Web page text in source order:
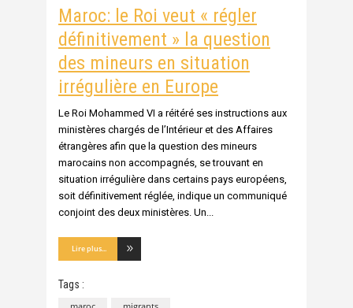
Maroc: le Roi veut « régler
définitivement » la question
des mineurs en situation
irrégulière en Europe
Le Roi Mohammed VI a réitéré ses instructions aux
ministères chargés de l’Intérieur et des Affaires
étrangères afin que la question des mineurs
marocains non accompagnés, se trouvant en
situation irrégulière dans certains pays européens,
soit définitivement réglée, indique un communiqué
conjoint des deux ministères. Un
Lire plus...
Tags :